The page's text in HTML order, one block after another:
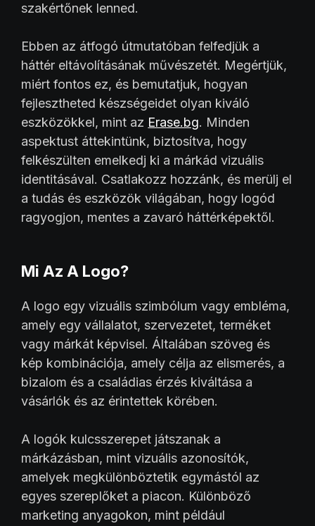
szakértőnek lenned.
Ebben az átfogó útmutatóban felfedjük a
háttér eltávolításának művészetét. Megértjük,
miért fontos ez, és bemutatjuk, hogyan
fejlesztheted készségeidet olyan kiváló
eszközökkel, mint az Erase.bg. Minden
aspektust áttekintünk, biztosítva, hogy
felkészülten emelkedj ki a márkád vizuális
identitásával. Csatlakozz hozzánk, és merülj el
a tudás és eszközök világában, hogy logód
ragyogjon, mentes a zavaró háttérképektől.
Mi Az A Logo?
A logo egy vizuális szimbólum vagy embléma,
amely egy vállalatot, szervezetet, terméket
vagy márkát képvisel. Általában szöveg és
kép kombinációja, amely célja az elismerés, a
bizalom és a családias érzés kiváltása a
vásárlók és az érintettek körében.
A logók kulcsszerepet játszanak a
márkázásban, mint vizuális azonosítók,
amelyek megkülönböztetik egymástól az
egyes szereplőket a piacon. Különböző
marketing anyagokon, mint például